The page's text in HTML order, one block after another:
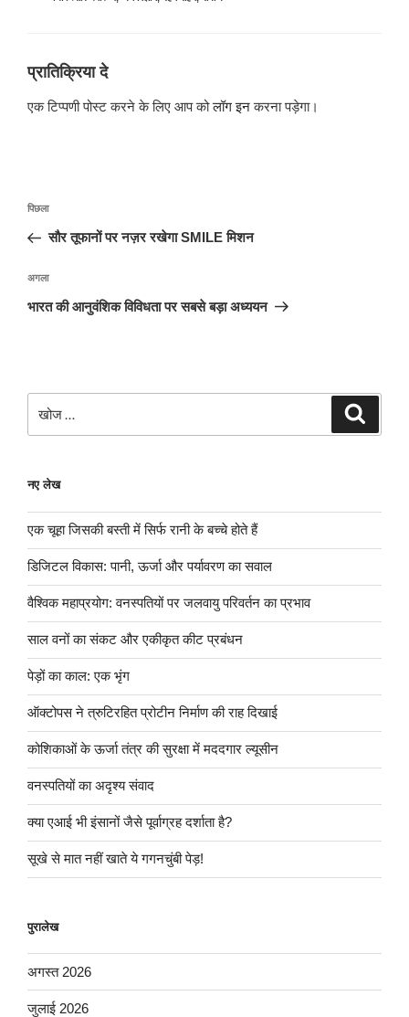
प्रातिक्रिया दे
एक टिप्पणी पोस्ट करने के लिए आप कोलॉग इनकरना पड़ेगा।
पोस्ट
पिछला
पोस्ट:
पिछला
सौर तूफानों पर नज़र रखेगा SMILE मिशन
अगली
पोस्ट
अगला
भारत की आनुवंशिक विविधता पर सबसे बड़ा अध्ययन
नए लेख
एक चूहा जिसकी बस्ती में सिर्फ रानी के बच्चे होते हैं
डिजिटल विकास: पानी, ऊर्जा और पर्यावरण का सवाल
वैश्विक महाप्रयोग: वनस्पतियों पर जलवायु परिवर्तन का प्रभाव
साल वनों का संकट और एकीकृत कीट प्रबंधन
पेड़ों का काल: एक भृंग
ऑक्टोपस ने त्रुटिरहित प्रोटीन निर्माण की राह दिखाई
कोशिकाओं के ऊर्जा तंत्र की सुरक्षा में मददगार ल्यूसीन
वनस्पतियों का अदृश्य संवाद
क्या एआई भी इंसानों जैसे पूर्वाग्रह दर्शाता है?
सूखे से मात नहीं खाते ये गगनचुंबी पेड़!
पुरालेख
अगस्त 2026
जुलाई 2026